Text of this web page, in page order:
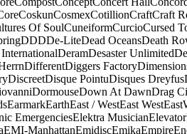
CoskunCosmexCotillionCraftCraft
Of SoulCuneiformCurcioCursed
DDDDe-LiteDead OceansDeath
DeramDesaster Unlimited
DifferentDiggers Factory
DiscreetDisque PointuDisques Dreyfus
DormouseDown At DawnDrag
EarmarkEarthEast / WestEast West
EmergenciesElektra MusicianElevator
EMI-ManhattanEmidiscEmikaEmpire